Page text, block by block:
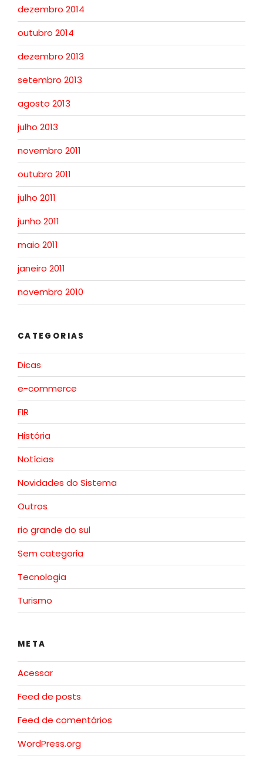
dezembro 2014
outubro 2014
dezembro 2013
setembro 2013
agosto 2013
julho 2013
novembro 2011
outubro 2011
julho 2011
junho 2011
maio 2011
janeiro 2011
novembro 2010
CATEGORIAS
Dicas
e-commerce
FIR
História
Notícias
Novidades do Sistema
Outros
rio grande do sul
Sem categoria
Tecnologia
Turismo
META
Acessar
Feed de posts
Feed de comentários
WordPress.org